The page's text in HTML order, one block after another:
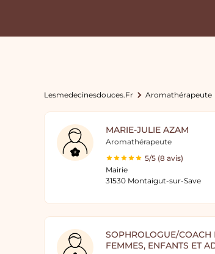
Lesmedecinesdouces.fr Aromathérapeute
MARIE-JULIE AZAM
Aromathérapeute
5/5 (8 avis)
Mairie
31530 Montaigut-sur-Save
SOPHROLOGUE/COACH
FEMMES, ENFANTS ET